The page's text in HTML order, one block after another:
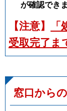
が確認できま
【注意】
受取完了ま
窓口から